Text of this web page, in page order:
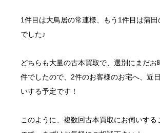
1件目は大鳥居の常連様、もう1件目は蒲田
でした♪
どちらも大量の古本買取で、選別にまだお
件でしたので、2件のお客様のお宅へ、近
いする予定です！
このように、複数回古本買取にお伺いする